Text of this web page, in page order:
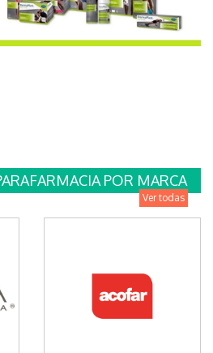
POR MARCA
Ver todas